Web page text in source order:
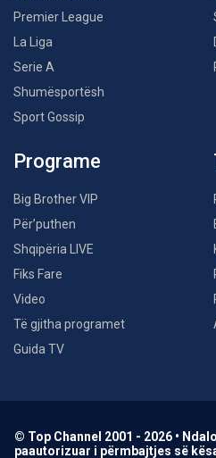
Premier League
La Liga
Serie A
Shumësportësh
Sport Gossip
Programe
Big Brother VIP
Për’puthen
Shqipëria LIVE
Fiks Fare
Video
Të gjitha programet
Guida TV
© Top Channel 2001 - 2026 •
paautorizuar i përmbajtjes së